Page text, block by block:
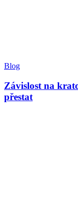
Blog
Závislost na
přestat